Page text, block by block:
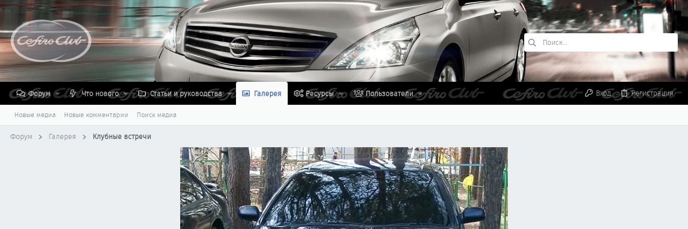
Форум Что нового Статьи и руководства Галерея Ресурсы Пользователи Вход Регистрация
Новые медиа Новые комментарии Поиск медиа
Форум Галерея Клубные встречи